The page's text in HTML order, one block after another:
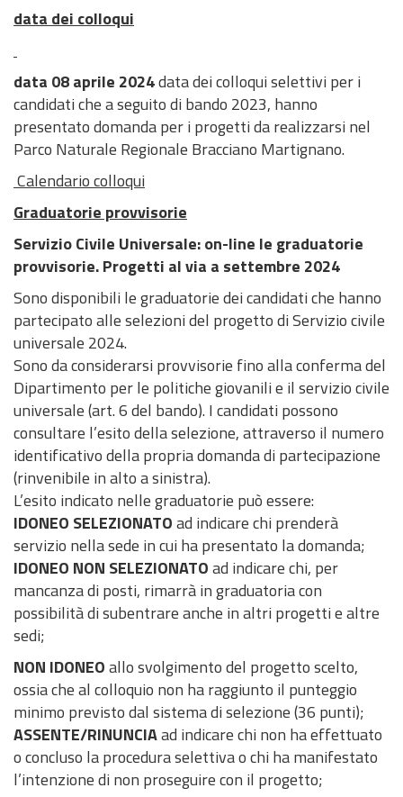
data dei colloqui
data 08 aprile 2024data dei colloqui selettivi per i
candidati che a seguito di bando 2023, hanno
presentato domanda per i progetti da realizzarsi nel
Parco Naturale Regionale Bracciano Martignano.
Calendario colloqui
Graduatorie provvisorie
Servizio Civile Universale: on-line le graduatorie
provvisorie. Progetti al via a settembre 2024
Sono disponibili le graduatorie dei candidati che hanno
partecipato alle selezioni del progetto di Servizio civile
universale 2024.
Sono da considerarsi provvisorie fino alla conferma del
Dipartimento per le politiche giovanili e il servizio civile
universale (art. 6 del bando). I candidati possono
consultare l’esito della selezione, attraverso il numero
identificativo della propria domanda di partecipazione
(rinvenibile in alto a sinistra).
L’esito indicato nelle graduatorie può essere:
IDONEO SELEZIONATOad indicare chi prenderà
servizio nella sede in cui ha presentato la domanda;
IDONEO NON SELEZIONATOad indicare chi, per
mancanza di posti, rimarrà in graduatoria con
possibilità di subentrare anche in altri progetti e altre
sedi;
NON IDONEOallo svolgimento del progetto scelto,
ossia che al colloquio non ha raggiunto il punteggio
minimo previsto dal sistema di selezione (36 punti);
ASSENTE/RINUNCIAad indicare chi non ha effettuato
o concluso la procedura selettiva o chi ha manifestato
l’intenzione di non proseguire con il progetto;